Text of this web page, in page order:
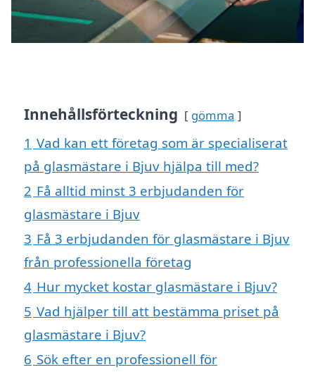
Innehållsförteckning gömma
1 Vad kan ett företag som är specialiserat
på glasmästare i Bjuv hjälpa till med?
2 Få alltid minst 3 erbjudanden för
glasmästare i Bjuv
3 Få 3 erbjudanden för glasmästare i Bjuv
från professionella företag
4 Hur mycket kostar glasmästare i Bjuv?
5 Vad hjälper till att bestämma priset på
glasmästare i Bjuv?
6 Sök efter en professionell för